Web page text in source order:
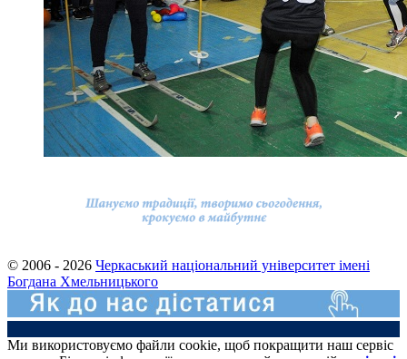
© 2006 - 2026 Черкаський національний університет імені
Богдана Хмельницького
Ми використовуємо файли cookie, щоб покращити наш сервіс